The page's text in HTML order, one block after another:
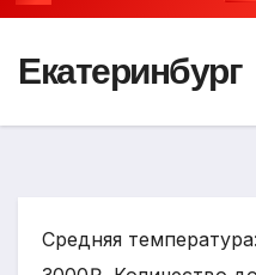
Екатеринбург
Средняя